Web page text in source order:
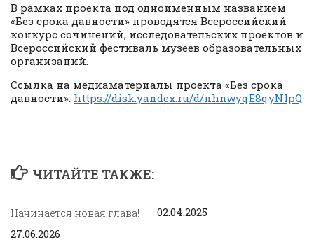
В рамках проекта под одноименным названием
«Без срока давности» проводятся Всероссийский
конкурс сочинений, исследовательских проектов и
Всероссийский фестиваль музеев образовательных
организаций.
Ссылка на медиаматериалы проекта «Без срока
давности»: https://disk.yandex.ru/d/nhnwyqE8qyNIpQ
ЧИТАЙТЕ ТАКЖЕ:
Начинается новая глава!
27.06.2026
02.04.2025